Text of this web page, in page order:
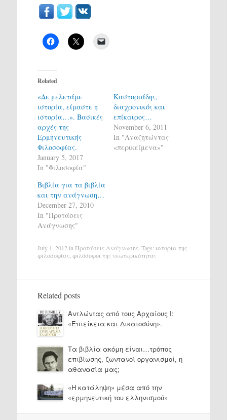
Related
«Δε μελετάμε
ιστορία, είμαστε η
ιστορία…». Βασικές
αρχές της
Ερμηνευτικής
Φιλοσοφίας.
January 5, 2017
In "Φιλοσοφία"
Καστοριάδης,
διαχρονικός και
επίκαιρος…
November 6, 2011
In "Αναζητώντας
«περικείμενα»"
Βιβλία για τα βιβλία
και την ανάγνωση…
December 27, 2010
In "Προτάσεις
Ανάγνωσης"
July 1, 2012 in Προτάσεις Ανάγνωσης. Tags: ιστορία της
φιλοσοφίας, φιλόσοφοι της νεωτερικότητας
Related posts
Αντλώντας από τους Αρχαίους Ι:
«Επιείκεια και Δικαιοσύνη».
Τα βιβλία ακόμη είναι…τρόπος
επιβίωσης, ζωντανοί οργανισμοί, η
αθανασία μας;
«Η κατάληψη» μέσα από την
«ερμηνευτική του ελληνισμού»